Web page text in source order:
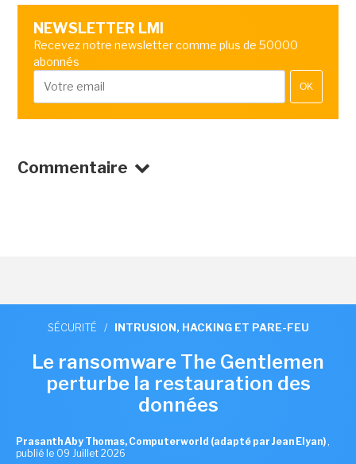
NEWSLETTER LMI
Recevez notre newsletter comme plus de 50000
abonnés
OK
Commentaire
SÉCURITÉ / INTRUSION, HACKING ET PARE-FEU
Le ransomware The Gentlemen
perturbe la restauration des
données
Prasanth Aby Thomas, Computerworld (adapté par Jean Elyan) ,
publié le 09 Juillet 2026